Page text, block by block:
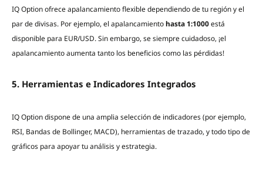
IQ Option ofrece apalancamiento flexible dependiendo de tu región y el
par de divisas. Por ejemplo, el apalancamientohasta 1:1000está
disponible para EUR/USD. Sin embargo, se siempre cuidadoso, ¡el
apalancamiento aumenta tanto los beneficios como las pérdidas!
5. Herramientas e Indicadores Integrados
IQ Option dispone de una amplia selección de indicadores (por ejemplo,
RSI, Bandas de Bollinger, MACD), herramientas de trazado, y todo tipo de
gráficos para apoyar tu análisis y estrategia.